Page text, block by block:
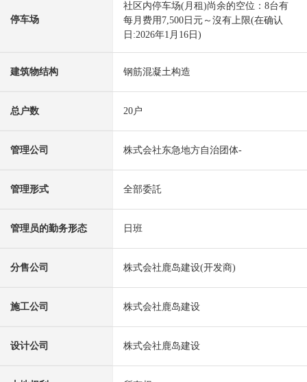
停车场
社区内停车场(月租)尚余的空位：8台有
每月费用7,500日元～沒有上限(在确认
日:2026年1月16日)
建筑物结构 钢筋混凝土构造
总户数 20户
管理公司 株式会社东急地方自治团体-
管理形式 全部委託
管理员的勤务形态 日班
分售公司 株式会社鹿岛建设(开发商)
施工公司 株式会社鹿岛建设
设计公司 株式会社鹿岛建设